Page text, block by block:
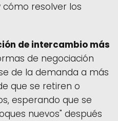
resolver los
de intercambio más
de negociación
de la demanda a más
que se retiren o
esperando que se
nuevos" después